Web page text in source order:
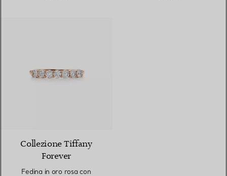
Collezione Tiffany
Forever
Fedina in oro rosa con